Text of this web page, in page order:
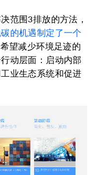
范围3排放的方法，
的机遇制定了一个
望减少环境足迹的
动层面：启动内部
业生态系统和促进